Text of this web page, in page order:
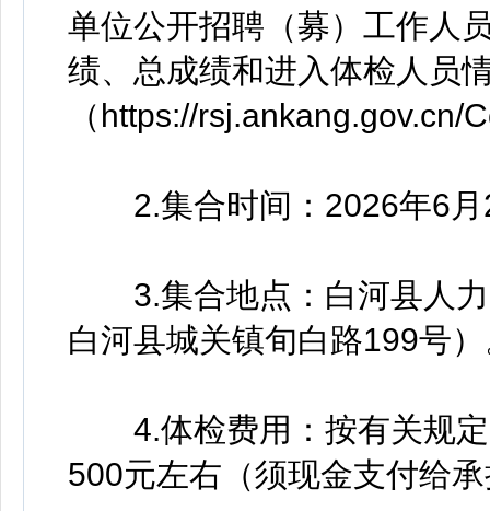
单位公开招聘（募）工作人
绩、总成绩和进入体检人员
（https://rsj.ankang.gov.cn/
2.集合时间：2026年6月
3.集合地点：白河县人力
白河县城关镇旬白路199号
4.体检费用：按有关规定
500元左右（须现金支付给